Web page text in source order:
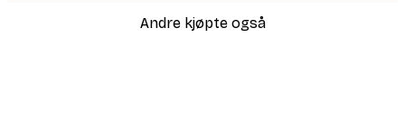
Andre kjøpte også